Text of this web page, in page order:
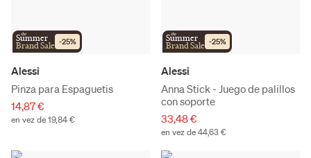
the
Summer
Brand Sale -25%
Alessi
Pinza para Espaguetis
14,87 €
en vez de 19,84 €
the
Summer
Brand Sale -25%
Alessi
Anna Stick - Juego de palillos
con soporte
33,48 €
en vez de 44,63 €